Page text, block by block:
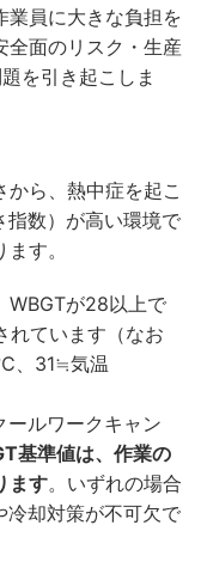
業員に大きな負担を
全面のリスク・生産
を引き起こしま
ら、熱中症を起こ
指数）が高い環境で
す。
WBGTが28以上で
れています（なお
、31≒気温
ールワークキャン
基準値は、作業の
ます。いずれの場合
冷却対策が不可欠で